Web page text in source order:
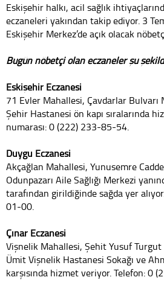
Eskişehir halkı, acil sağlık
eczaneleri yakından takip ediyor. 3
Eskişehir Merkez’de açık olacak
Bugün nöbetçi olan eczaneler şu
Eskişehir Eczanesi
71 Evler Mahallesi, Çavdarlar Bulvarı
Şehir Hastanesi ön kapı sıralarında
numarası: 0 (222) 233-85-54.
Duygu Eczanesi
Akçağlan Mahallesi, Yunusemre
Odunpazarı Aile Sağlığı Merkezi
tarafından girildiğinde sağda yer
01-00.
Çınar Eczanesi
Vişnelik Mahallesi, Şehit Yusuf
Ümit Vişnelik Hastanesi Sokağı ve
karşısında hizmet veriyor. Telefon: 0